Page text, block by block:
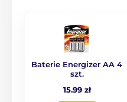
Baterie Energizer AA 4
szt.
15.99 zł